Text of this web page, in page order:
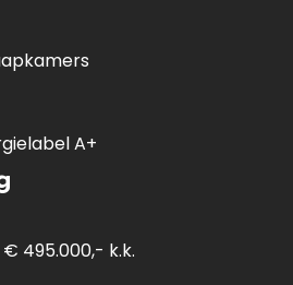
A+
495.000,- k.k.